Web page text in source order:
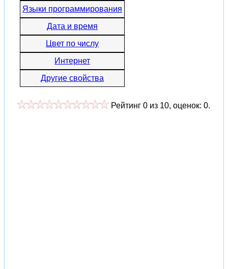
Языки программирования
Дата и время
Цвет по числу
Интернет
Другие свойства
Рейтинг 0 из 10, оценок: 0.